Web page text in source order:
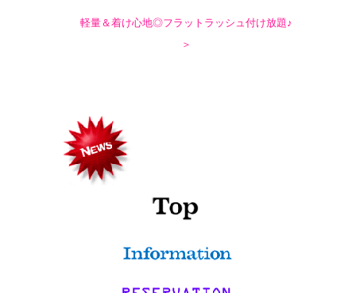
軽量＆着け心地◎フラットラッシュ付け放題♪
＞